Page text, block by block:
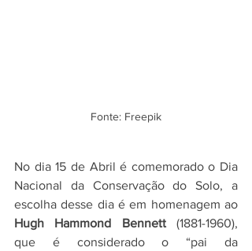
Fonte: Freepik
No dia 15 de Abril é comemorado o Dia
Nacional da Conservação do Solo, a
Hugh Hammond Bennett (1881-1960),
que é considerado o “pai da